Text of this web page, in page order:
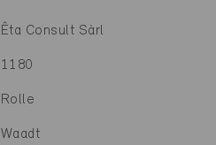
Êta Consult Sàrl
1180
Rolle
Waadt